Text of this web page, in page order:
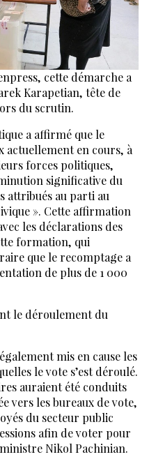
cette démarche a
Karapetian, tête de
du scrutin.
a affirmé que le
actuellement en cours, à
forces politiques,
significative du
attribués au parti au
». Cette affirmation
les déclarations des
formation, qui
que le recomptage a
de plus de 1 000
le déroulement du
mis en cause les
le vote s’est déroulé.
auraient été conduits
vers les bureaux de vote,
du secteur public
afin de voter pour
Nikol Pachinian.